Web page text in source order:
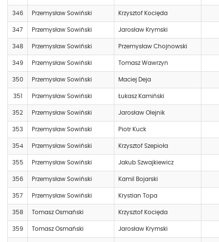
346 Przemysław Sowiński Krzysztof Kocięda
347 Przemysław Sowiński Jarosław Krymski
348 Przemysław Sowiński Przemysław Chojnowski
349 Przemysław Sowiński Tomasz Wawrzyn
350 Przemysław Sowiński Maciej Deja
351 Przemysław Sowiński Łukasz Kamiński
352 Przemysław Sowiński Jarosław Olejnik
353 Przemysław Sowiński Piotr Kuck
354 Przemysław Sowiński Krzysztof Szepioła
355 Przemysław Sowiński Jakub Szwajkiewicz
356 Przemysław Sowiński Kamil Bojarski
357 Przemysław Sowiński Krystian Topa
358 Tomasz Osmański Krzysztof Kocięda
359 Tomasz Osmański Jarosław Krymski